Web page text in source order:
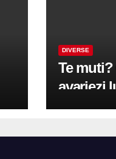
DIVERSE
Te
avariezi
zgarii